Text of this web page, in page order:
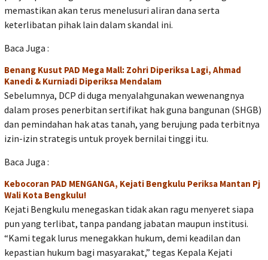
memastikan akan terus menelusuri aliran dana serta
keterlibatan pihak lain dalam skandal ini.
Baca Juga :
Benang Kusut PAD Mega Mall: Zohri Diperiksa Lagi, Ahmad
Kanedi & Kurniadi Diperiksa Mendalam
Sebelumnya, DCP di duga menyalahgunakan wewenangnya
dalam proses penerbitan sertifikat hak guna bangunan (SHGB)
dan pemindahan hak atas tanah, yang berujung pada terbitnya
izin-izin strategis untuk proyek bernilai tinggi itu.
Baca Juga :
Kebocoran PAD MENGANGA, Kejati Bengkulu Periksa Mantan Pj
Wali Kota Bengkulu!
Kejati Bengkulu menegaskan tidak akan ragu menyeret siapa
pun yang terlibat, tanpa pandang jabatan maupun institusi.
“Kami tegak lurus menegakkan hukum, demi keadilan dan
kepastian hukum bagi masyarakat,” tegas Kepala Kejati